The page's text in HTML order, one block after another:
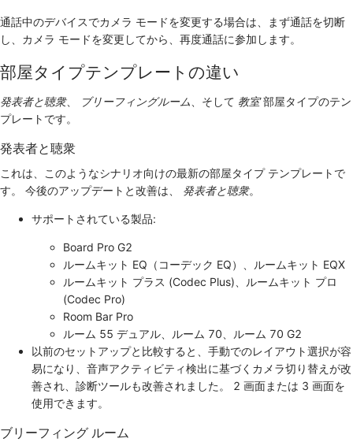
通話中のデバイスでカメラ モードを変更する場合は、まず通話を切断
し、カメラ モードを変更してから、再度通話に参加します。
部屋タイプテンプレートの違い
発表者と聴衆、 ブリーフィングルーム 、そして 教室部屋タイプのテン
プレートです。
発表者と聴衆
これは、このようなシナリオ向けの最新の部屋タイプ テンプレートで
す。 今後のアップデートと改善は、 発表者と聴衆。
サポートされている製品:
Board Pro G2
ルームキット EQ（コーデック EQ）、ルームキット EQX
ルームキット プラス (Codec Plus)、ルームキット プロ
(Codec Pro)
Room Bar Pro
ルーム 55 デュアル、ルーム 70、ルーム 70 G2
以前のセットアップと比較すると、手動でのレイアウト選択が容
易になり、音声アクティビティ検出に基づくカメラ切り替えが改
善され、診断ツールも改善されました。 2 画面または 3 画面を
使用できます。
ブリーフィング ルーム